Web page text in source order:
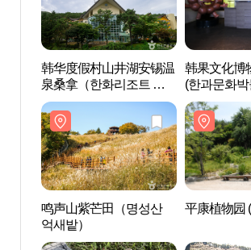
韩华度假村山井湖安锡温
泉桑拿（한화리조트 산
정호수 안시 온천사우
나）
韩果文化博
(한과문화
鸣声山紫芒田（명성산
억새밭）
平康植物园